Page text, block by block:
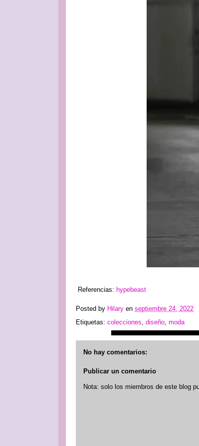
Referencias: hypebeast
Posted by Hilary en septiembre 24, 2022
Etiquetas: colecciones diseño moda
No hay comentarios:
Publicar un comentario
Nota: solo los miembros de este blog